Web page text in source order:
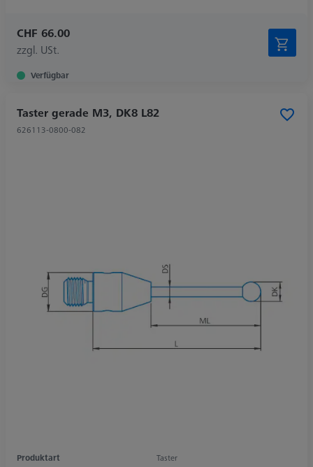
CHF 66.00
zzgl. USt.
Verfügbar
Taster gerade M3, DK8 L82
626113-0800-082
Produktart
Taster